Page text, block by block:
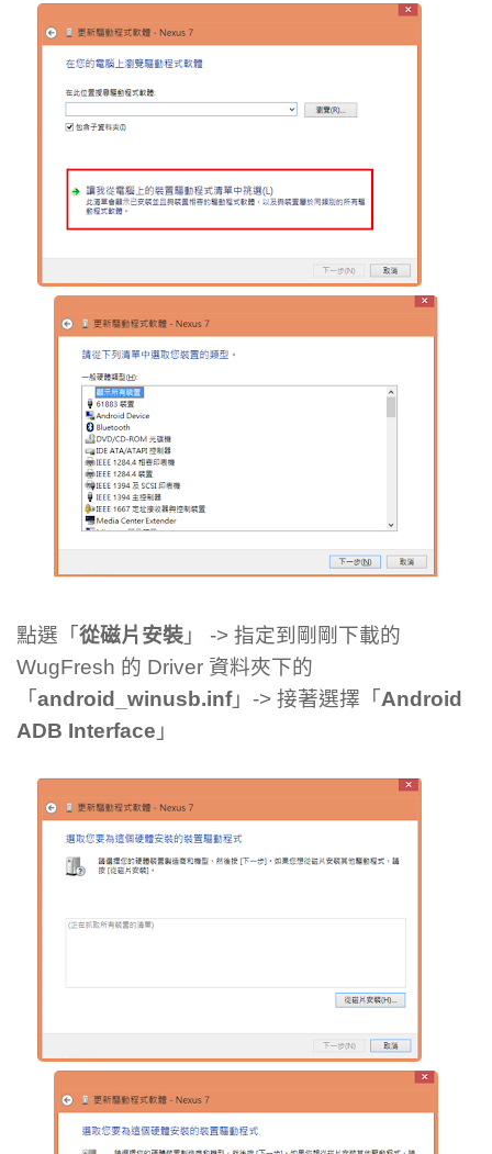
點選「從磁片安裝 」 -> 指定到剛剛下載的
WugFresh 的 Driver 資料夾下的
「android_winusb.inf」-> 接著選擇「Android
ADB Interface 」